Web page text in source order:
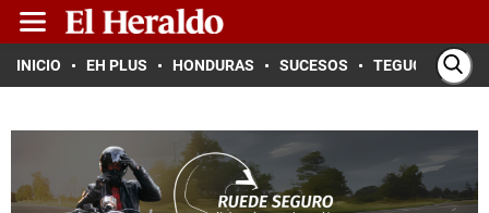
INICIO EH PLUS HONDURAS SUCESOS TEGUCIGALPA